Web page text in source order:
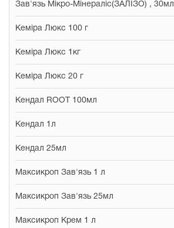
Зав'язь Мікро-Мінераліс(ЗАЛІЗО) , 30мл
Кеміра Люкс 100 г
Кеміра Люкс 1кг
Кеміра Люкс 20 г
Кендал ROOT 100мл
Кендал 1л
Кендал 25мл
Максикроп Зав'язь 1 л
Максикроп Зав'язь 25мл
Максикроп Крем 1 л